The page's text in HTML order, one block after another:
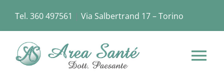
content
Tel. 360 497561 | Via Salbertrand 17 – Torino